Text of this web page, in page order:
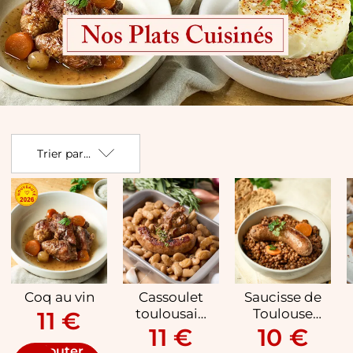
Plats cuisinés
Trier par...
Coq au vin
11 €
Cassoulet
toulousain
aux haricots
Tarbais
11 €
Saucisse de
Toulouse
aux lentilles
du
10 €